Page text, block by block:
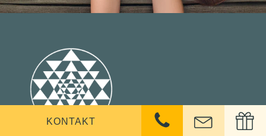
KONTAKT